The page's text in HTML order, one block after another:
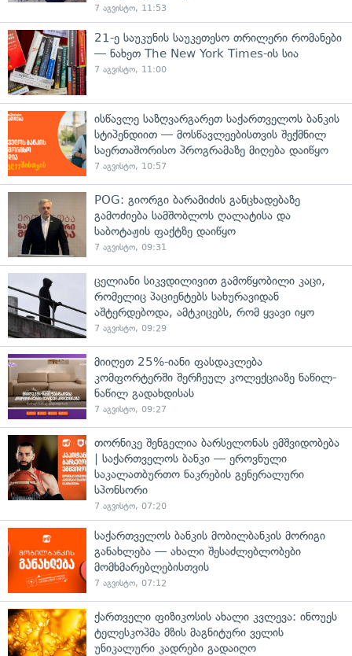
7 აგვისტო, 11:53
21-ე საუკუნის საუკეთესო თრილერი რომანები
— ნახეთ The New York Times-ის სია
7 აგვისტო, 11:00
ისწავლე საზღვარგარეთ საქართველოს ბანკის
სტიპენდიით — მოსწავლეებისთვის შექმნილ
საერთაშორისო პროგრამაზე მიღება დაიწყო
7 აგვისტო, 10:57
POG: გიორგი ბარამიძის განცხადებაზე
გამოძიება სამშობლოს ღალატისა და
საბოტაჟის ფაქტზე დაიწყო
7 აგვისტო, 09:31
ცელიანი სიკვდილივით გამოწყობილი კაცი,
რომელიც პაციენტებს სახურავიდან
აშტერდებოდა, ამტკიცებს, რომ ყვავი იყო
7 აგვისტო, 09:29
მიიღეთ 25%-იანი ფასდაკლება
კომფორტერში შერჩეულ კოლექციაზე ნაწილ-
ნაწილ გადახდისას
7 აგვისტო, 09:27
თორნიკე შენგელია ბარსელონას ემშვიდობება
| საქართველოს ბანკი — ეროვნული
საკალათბურთო ნაკრების გენერალური
სპონსორი
7 აგვისტო, 07:20
საქართველოს ბანკის მობილბანკის მორიგი
განახლება — ახალი შესაძლებლობები
მომხმარებლებისთვის
7 აგვისტო, 07:12
ქართველი ფიზიკოსის ახალი კვლევა: ინოუეს
ტელესკოპმა მზის მაგნიტური ველის
უნიკალური კადრები გადაიღო